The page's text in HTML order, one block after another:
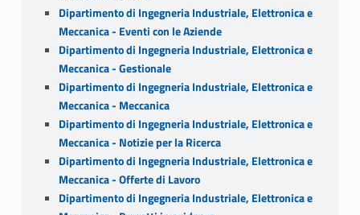
Dipartimento di Ingegneria Industriale, Elettronica e
Meccanica - Eventi con le Aziende
Dipartimento di Ingegneria Industriale, Elettronica e
Meccanica - Gestionale
Dipartimento di Ingegneria Industriale, Elettronica e
Meccanica - Meccanica
Dipartimento di Ingegneria Industriale, Elettronica e
Meccanica - Notizie per la Ricerca
Dipartimento di Ingegneria Industriale, Elettronica e
Meccanica - Offerte di Lavoro
Dipartimento di Ingegneria Industriale, Elettronica e